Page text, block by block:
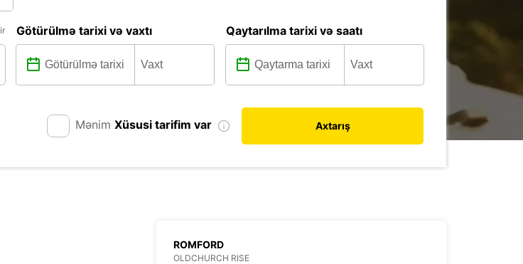
Götürülmə tarixi və vaxtı Qaytarılma tarixi və saatı
Mənim Xüsusi tarifim var Axtarış
ROMFORD
OLDCHURCH RISE